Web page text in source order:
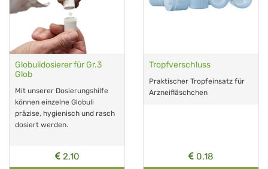
Globulidosierer für Gr.3
Glob
Mit unserer Dosierungshilfe
können einzelne Globuli
präzise, hygienisch und rasch
dosiert werden.
2,10
Tropfverschluss
Praktischer Tropfeinsatz für
Arzneifläschchen
0,18